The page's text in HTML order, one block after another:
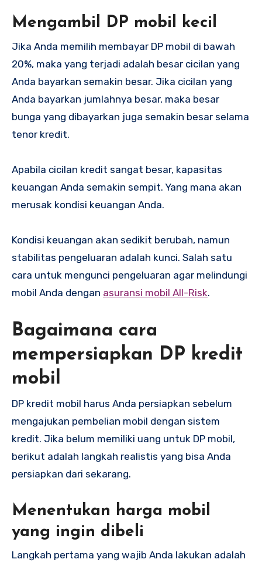
Mengambil DP mobil kecil
Jika Anda memilih membayar DP mobil di bawah
20%, maka yang terjadi adalah besar cicilan yang
Anda bayarkan semakin besar. Jika cicilan yang
Anda bayarkan jumlahnya besar, maka besar
bunga yang dibayarkan juga semakin besar selama
tenor kredit.
Apabila cicilan kredit sangat besar, kapasitas
keuangan Anda semakin sempit. Yang mana akan
merusak kondisi keuangan Anda.
Kondisi keuangan akan sedikit berubah, namun
stabilitas pengeluaran adalah kunci. Salah satu
cara untuk mengunci pengeluaran agar melindungi
mobil Anda dengan asuransi mobil All-Risk.
Bagaimana cara
mempersiapkan DP kredit
mobil
DP kredit mobil harus Anda persiapkan sebelum
mengajukan pembelian mobil dengan sistem
kredit. Jika belum memiliki uang untuk DP mobil,
berikut adalah langkah realistis yang bisa Anda
persiapkan dari sekarang.
Menentukan harga mobil
yang ingin dibeli
Langkah pertama yang wajib Anda lakukan adalah